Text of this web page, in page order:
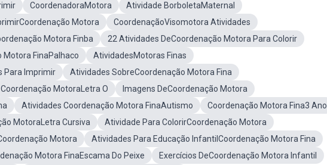
CoordenadoraMotora
Atividade BorboletaMaternal
Motora
CoordenaçãoVisomotora Atividades
Motora Finba
22 Atividades DeCoordenação Motora Para Colorir
Motora FinaPalhaco
AtividadesMotoras Finas
Para Imprimir
Atividades SobreCoordenação Motora Fina
Coordenação MotoraLetra O
Imagens DeCoordenação Motora
Atividades Coordenação Motora FinaAutismo
Coordenação Motora Fina3 Ano
MotoraLetra Cursiva
Atividade Para ColorirCoordenação Motora
Motora
Atividades Para Educação InfantilCoordenação Motora Fina
Motora FinaEscama Do Peixe
Exercícios DeCoordenação Motora Infantil